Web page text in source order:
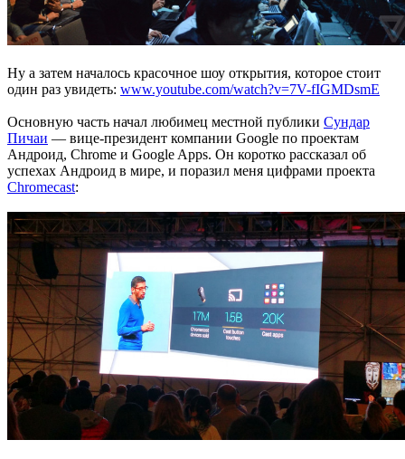
Ну а затем началось красочное шоу открытия, которое стоит
один раз увидеть: www.youtube.com/watch?v=7V-fIGMDsmE
Основную часть начал любимец местной публики Сундар
Пичаи — вице-президент компании Google по проектам
Андроид, Chrome и Google Apps. Он коротко рассказал об
успехах Андроид в мире, и поразил меня цифрами проекта
Chromecast: